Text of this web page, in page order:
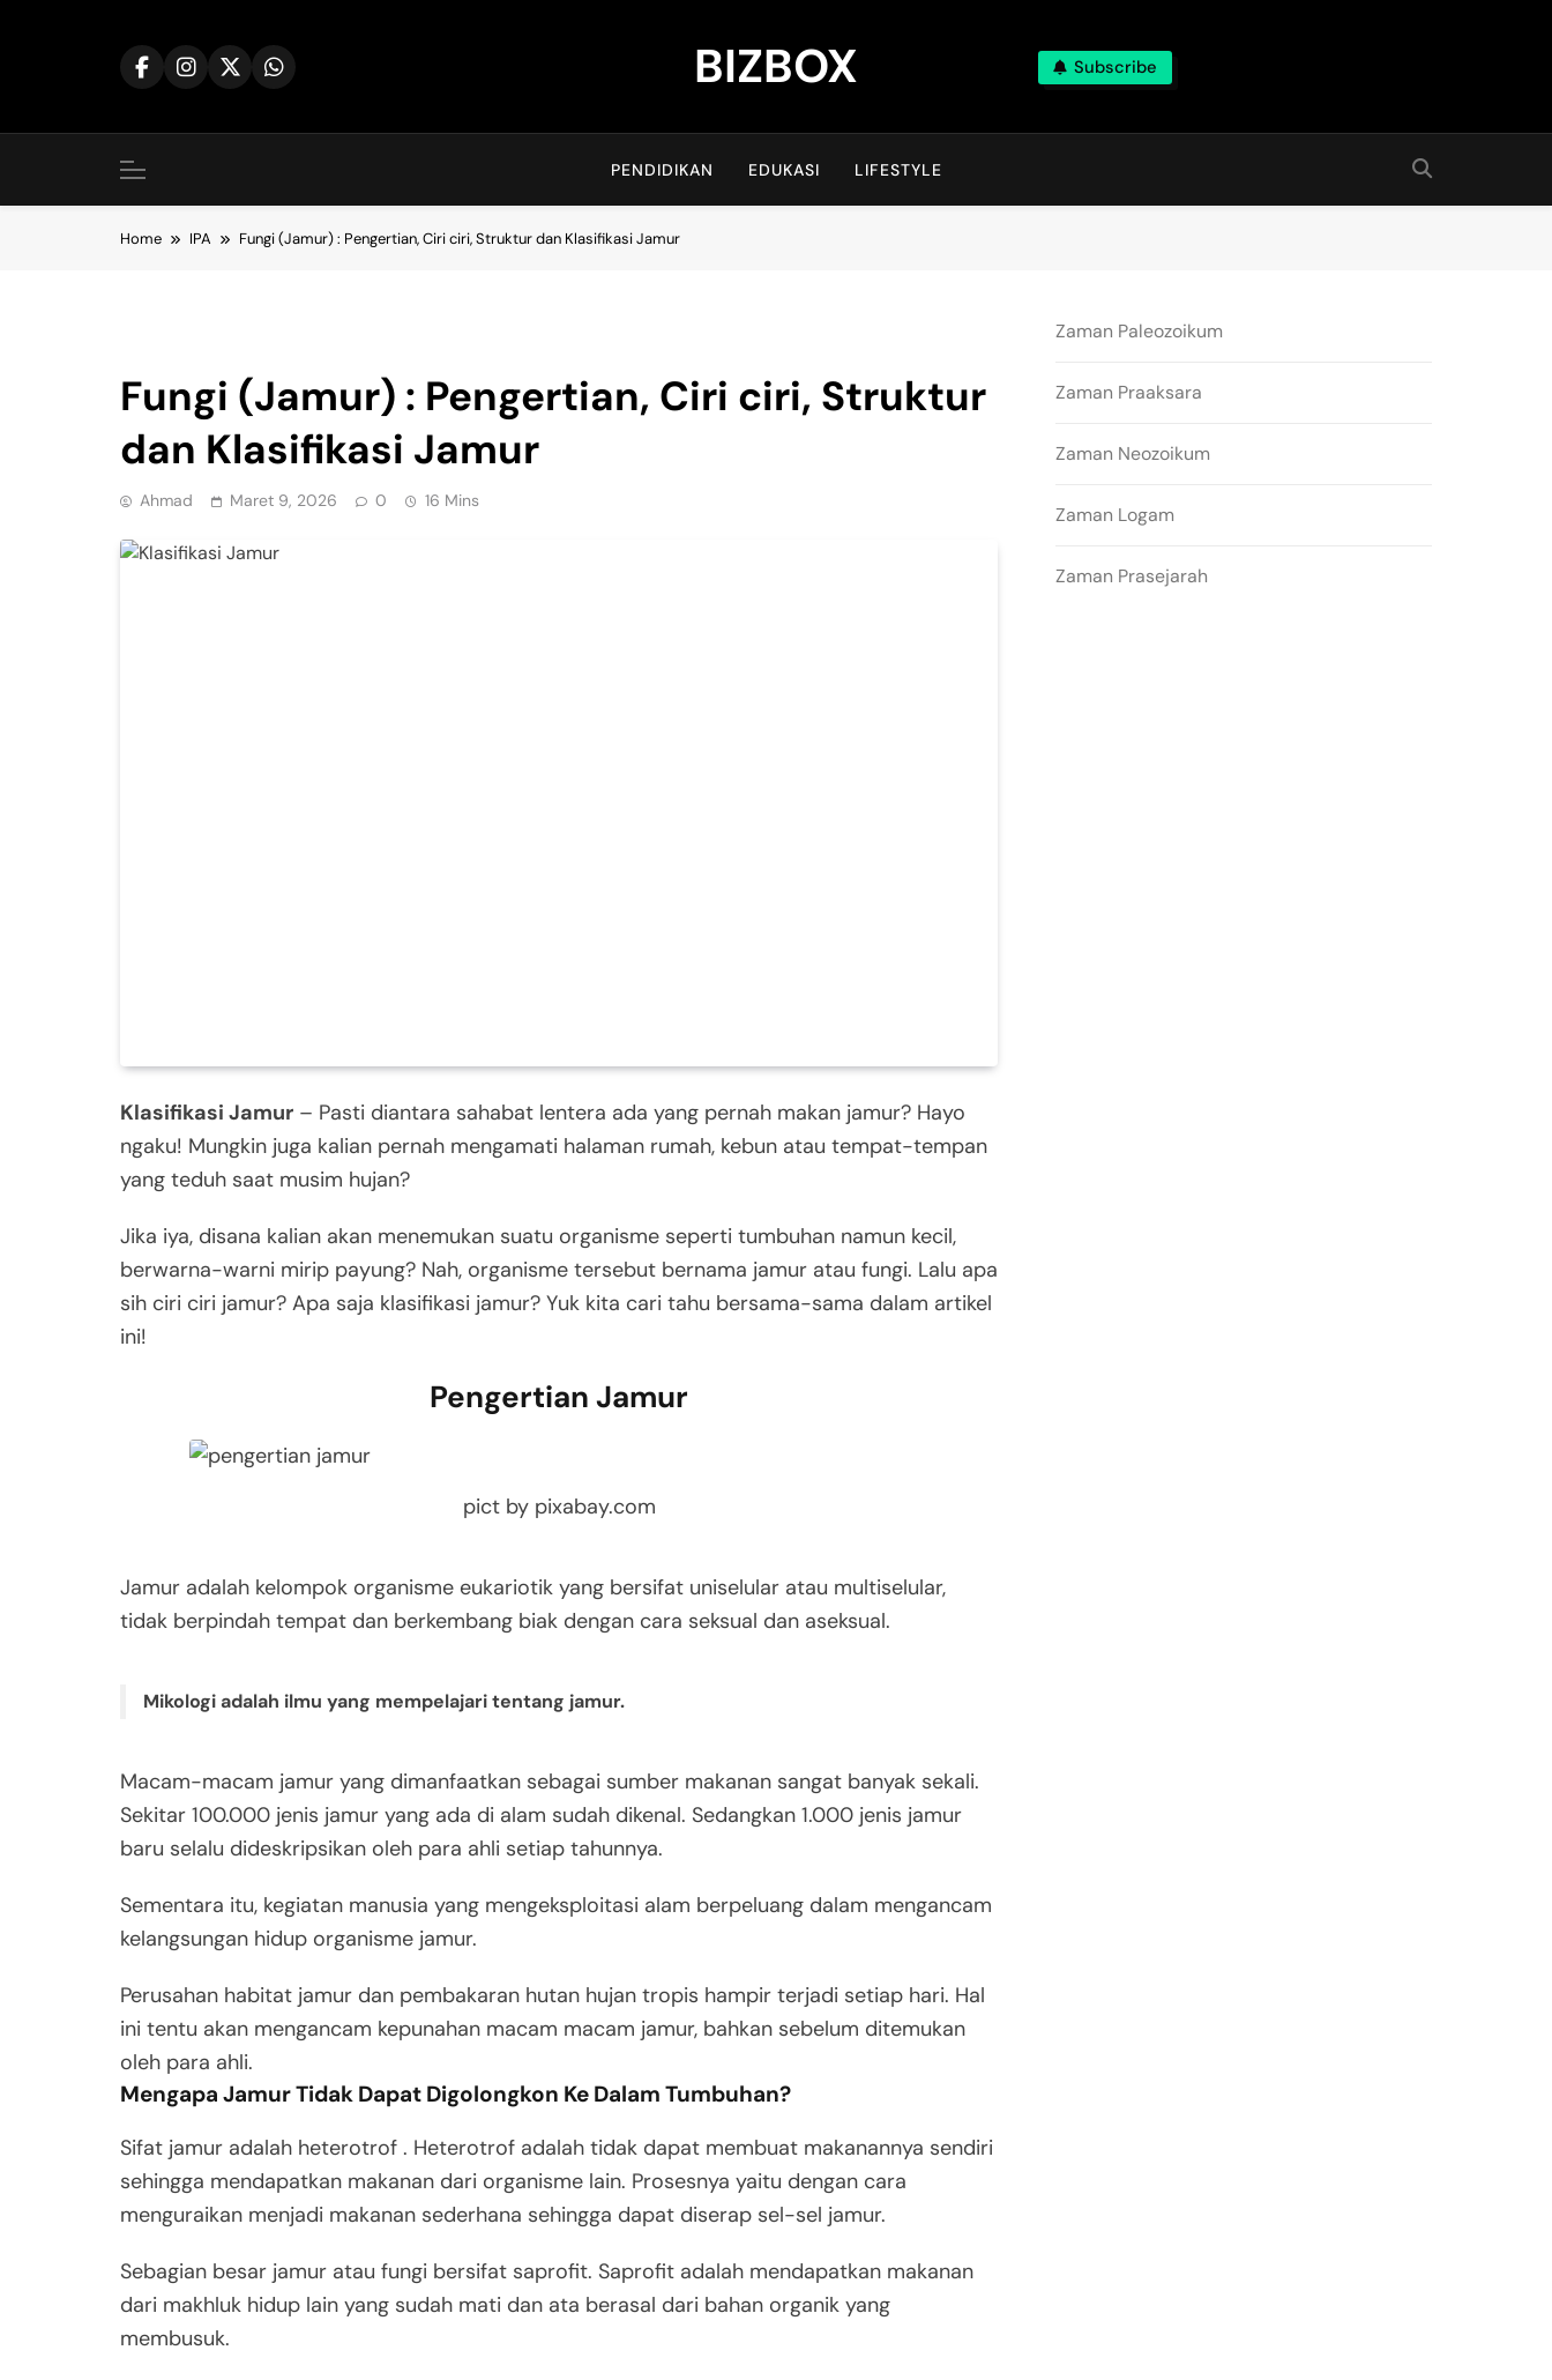
BIZBOX Subscribe
PENDIDIKAN EDUKASI LIFESTYLE
Home IPA Fungi (Jamur) : Pengertian, Ciri ciri, Struktur dan Klasifikasi Jamur
Fungi (Jamur) : Pengertian, Ciri ciri, Struktur
dan Klasifikasi Jamur
Ahmad Maret 9, 2026 0 16 Mins
Klasifikasi Jamur – Pasti diantara sahabat lentera ada yang pernah makan jamur? Hayo
ngaku! Mungkin juga kalian pernah mengamati halaman rumah, kebun atau tempat-tempan
yang teduh saat musim hujan?
Jika iya, disana kalian akan menemukan suatu organisme seperti tumbuhan namun kecil,
berwarna-warni mirip payung? Nah, organisme tersebut bernama jamur atau fungi. Lalu apa
sih ciri ciri jamur? Apa saja klasifikasi jamur? Yuk kita cari tahu bersama-sama dalam artikel
ini!
Pengertian Jamur
pict by pixabay.com
Jamur adalah kelompok organisme eukariotik yang bersifat uniselular atau multiselular,
tidak berpindah tempat dan berkembang biak dengan cara seksual dan aseksual.
Mikologi adalah ilmu yang mempelajari tentang jamur.
Macam-macam jamur yang dimanfaatkan sebagai sumber makanan sangat banyak sekali.
Sekitar 100.000 jenis jamur yang ada di alam sudah dikenal. Sedangkan 1.000 jenis jamur
baru selalu dideskripsikan oleh para ahli setiap tahunnya.
Sementara itu, kegiatan manusia yang mengeksploitasi alam berpeluang dalam mengancam
kelangsungan hidup organisme jamur.
Perusahan habitat jamur dan pembakaran hutan hujan tropis hampir terjadi setiap hari. Hal
ini tentu akan mengancam kepunahan macam macam jamur, bahkan sebelum ditemukan
oleh para ahli.
Mengapa Jamur Tidak Dapat Digolongkon Ke Dalam Tumbuhan?
Sifat jamur adalah heterotrof . Heterotrof adalah tidak dapat membuat makanannya sendiri
sehingga mendapatkan makanan dari organisme lain. Prosesnya yaitu dengan cara
menguraikan menjadi makanan sederhana sehingga dapat diserap sel-sel jamur.
Sebagian besar jamur atau fungi bersifat saprofit. Saprofit adalah mendapatkan makanan
dari makhluk hidup lain yang sudah mati dan ata berasal dari bahan organik yang
membusuk.
Zaman Paleozoikum
Zaman Praaksara
Zaman Neozoikum
Zaman Logam
Zaman Prasejarah